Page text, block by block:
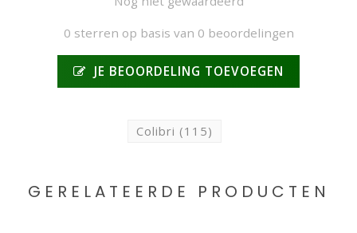
0 sterren op basis van 0 beoordelingen
JE BEOORDELING TOEVOEGEN
Colibri (115)
GERELATEERDE PRODUCTEN